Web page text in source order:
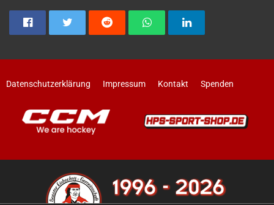
Datenschutzerklärung Impressum Kontakt Spenden